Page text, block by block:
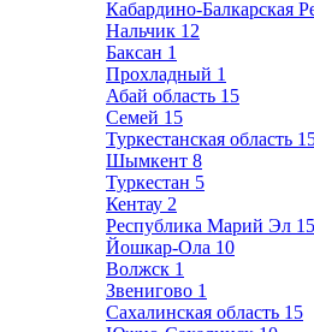
Кабардино-Балкарская
Нальчик 12
Баксан 1
Прохладный 1
Абай область 15
Семей 15
Туркестанская область
Шымкент 8
Туркестан 5
Кентау 2
Республика Марий Эл 15
Йошкар-Ола 10
Волжск 1
Звенигово 1
Сахалинская область 15